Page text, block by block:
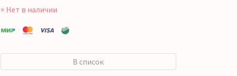
× Нет в наличии
В список